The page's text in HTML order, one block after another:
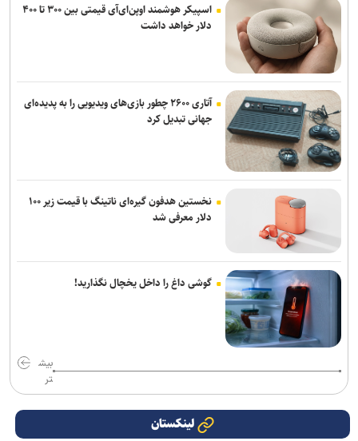
اسپیکر هوشمند اوپن‌ای‌آی قیمتی بین ۳۰۰ تا ۴۰۰
دلار خواهد داشت
آتاری ۲۶۰۰ چطور بازی‌های ویدیویی را به پدیده‌ای
جهانی تبدیل کرد
نخستین هدفون گیره‌ای ناتینگ با قیمت زیر ۱۰۰
دلار معرفی شد
گوشی داغ را داخل یخچال نگذارید!
بیش
تر
لینکستان